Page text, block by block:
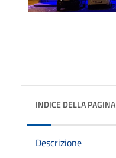
INDICE DELLA PAGINA
Descrizione